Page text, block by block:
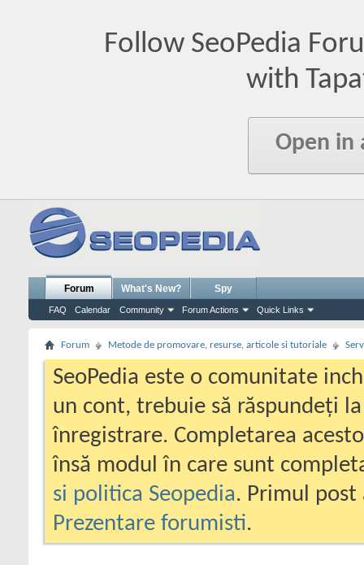
Follow SeoPedia
with
Open in
Forum
FAQ Calendar Community Forum Actions Quick Links
What's New? Spy
Forum Metode de promovare, resurse, articole si tutoriale
SeoPedia este o comunitate
un cont, trebuie să răspundeți
înregistrare. Completarea
însă modul în care sunt
si politica Seopedia. Primul
Prezentare forumisti.